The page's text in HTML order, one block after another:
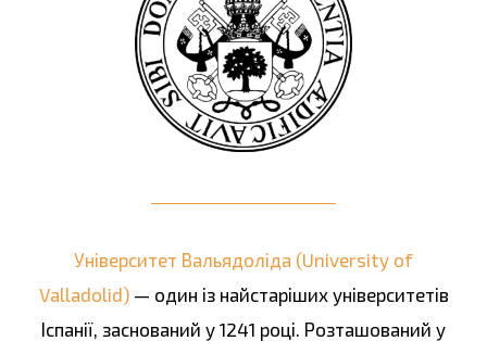
Університет Вальядоліда (University of
Valladolid)— один із найстаріших університетів
Іспанії, заснований у 1241 році. Розташований у